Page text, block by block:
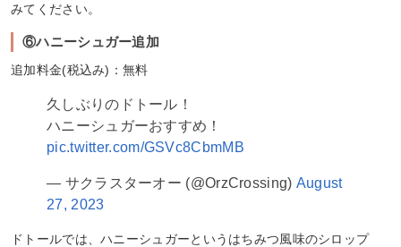
みてください。
⑥ハニーシュガー追加
追加料金(税込み)：無料
久しぶりのドトール！
ハニーシュガーおすすめ！
pic.twitter.com/GSVc8CbmMB
— サクラスターオー (@OrzCrossing) August
27, 2023
ドトールでは、ハニーシュガーというはちみつ風味のシロップ